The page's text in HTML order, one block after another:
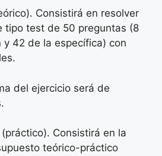
Consistirá en resolver
tipo test de 50 preguntas (8
42 de la específica) con
del ejercicio será de
Consistirá en la
teórico-práctico